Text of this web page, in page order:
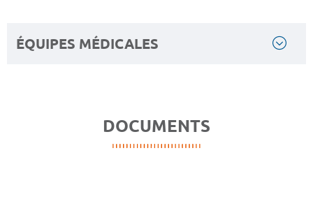
ÉQUIPES MÉDICALES
DOCUMENTS